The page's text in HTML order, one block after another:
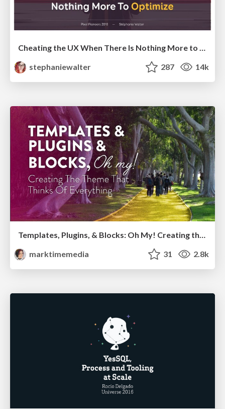
stephaniewalter
287 14k
Templates, Plugins, & Blocks: Oh My! Creating the theme that thinks of everything
marktimemedia
31 2.8k